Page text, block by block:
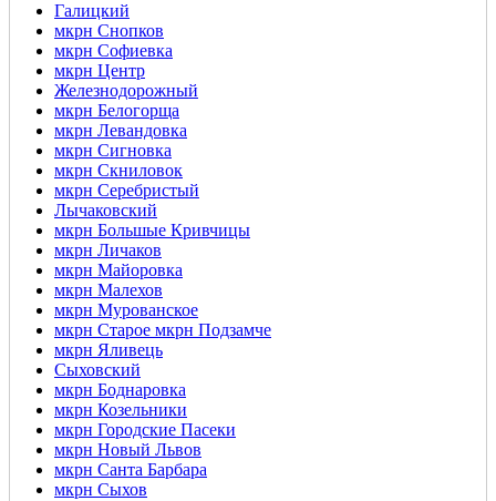
Галицкий
мкрн Снопков
мкрн Софиевка
мкрн Центр
Железнодорожный
мкрн Белогорща
мкрн Левандовка
мкрн Сигновка
мкрн Скниловок
мкрн Серебристый
Лычаковский
мкрн Большые Кривчицы
мкрн Личаков
мкрн Майоровка
мкрн Малехов
мкрн Мурованское
мкрн Старое мкрн Подзамче
мкрн Яливець
Сыховский
мкрн Боднаровка
мкрн Козельники
мкрн Городские Пасеки
мкрн Новый Львов
мкрн Санта Барбара
мкрн Сыхов